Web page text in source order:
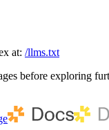
at: /llms.txt
before exploring